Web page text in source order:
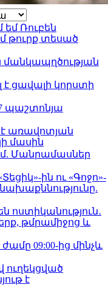
Ռուբեն
թուրք տեսած
մանկապղծության
է ցավալի կորստի
պաշտոնյա
է առավոտյան
մասին
Մանրամասներ
ին ու «Գոջո»-
ոստիկանություն․
թմրամիջոց և
09:00-ից մինչև
ուղեկցված
է